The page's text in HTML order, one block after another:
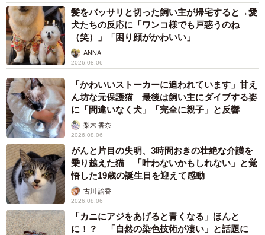
https://note.com/malcchi
▽ブログ
https://www.malmal.com/
髪をバッサリと切った飼い主が帰宅すると→愛
犬たちの反応に「ワンコ様でも戸惑うのね
（笑）」「困り顔がかわいい」
ANNA
2026.08.06
「かわいいストーカーに追われています」甘え
ん坊な元保護猫 最後は飼い主にダイブする姿
に「間違いなく犬」「完全に親子」と反響
梨木 香奈
2026.08.06
がんと片目の失明、3時間おきの壮絶な介護を
乗り越えた猫 「叶わないかもしれない」と覚
悟した19歳の誕生日を迎えて感動
古川 諭香
2026.08.06
「カニにアジをあげると青くなる」ほんと
に！？ 「自然の染色技術が凄い」と話題に